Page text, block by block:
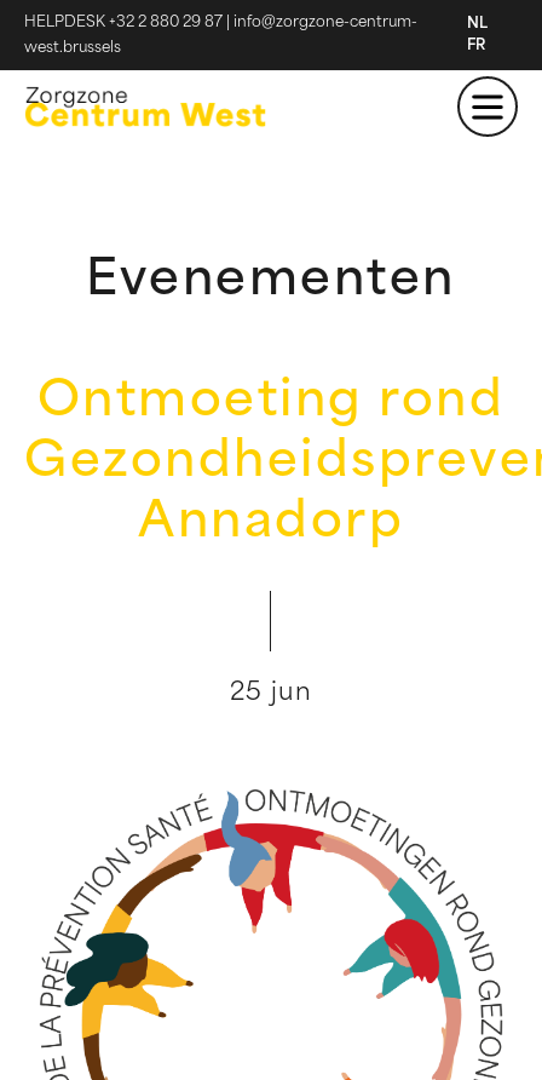
HELPDESK +32 2 880 29 87
info@zorgzone-centrum-
west.brussels
NL
FR
Evenementen
Ontmoeting rond
Annadorp
25 jun